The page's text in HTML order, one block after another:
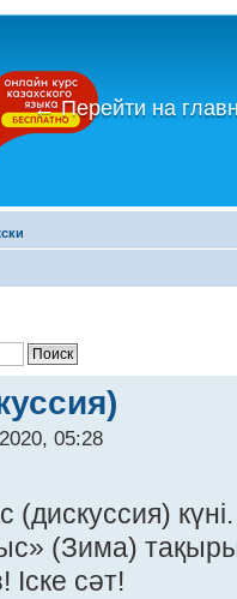
←Перейти на
05:28
(дискуссия) күні.
(Зима)
сәт!